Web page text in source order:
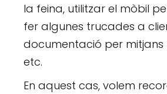
la feina, utilitzar el mòbil
fer algunes trucades a
documentació per mitjans
etc.
En aquest cas, volem